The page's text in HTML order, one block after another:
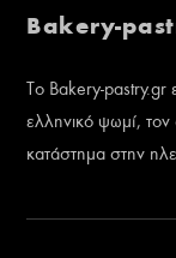
Bakery-
Το Bakery-pastry.gr
ελληνικό ψωμί,
κατάστημα στην